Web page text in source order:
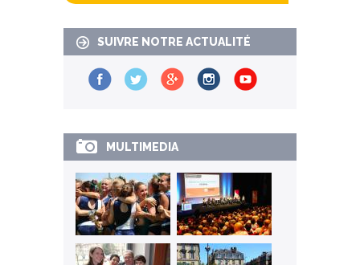
SUIVRE NOTRE ACTUALITÉ
MULTIMEDIA